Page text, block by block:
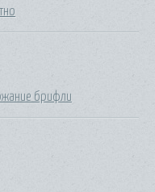
брифли